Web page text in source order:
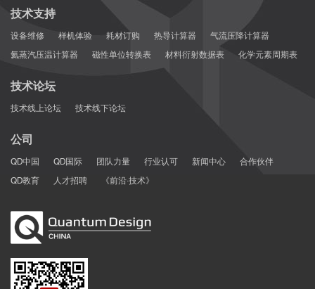
Turduev, V. Purlys, T. Tolenis, H. Kurt, and K. Staliunas,“Angular
filtering by Bragg photonic microstructures fabricated by physical
, 481, 353-359 (2019).
[18] D. Gailevičius, V. Padolskytė, L. Mikoliūnaitė, S.
Šakirzanovas, S. Juodkazis, and M. Malinauskas, “Additive
manufacturing of 3D glass-ceramics down to nanoscale
resolution”,
Nanoscale Horiz.
, 4, 647-651 (2019).
[19] E. Yulanto, S. Chatterjee, V. Purlys, and V. Mizeikis, “Imaging
of latent three-dimensional exposure patterns created by direct
laser writing in photoresists”,Appl. Surf. Sci.
, 479, 822-827
(2019).
3D printing: bridging the gaps in the mesoscale”,
20(05301) (2018).
[21] E. Skliutas, S. Kasetaite, L. Jonušauskas, J. Ostrauskaite,
and M. Malinauskas “Photosensitive naturally derived resins
toward optical 3-D printing,”
技术支持
设备维修 样机体验 耗材订购 热导计算器
气流压降计算器
氦蒸汽压温计算器
磁性单位转换表 材料衍射数据表 化学元素周期表
技术论坛
技术线上论坛 技术线下论坛
公司
QD中国 QD国际 团队力量 行业认可 新闻中心
合作伙伴
QD教育
人才招聘 《前沿·技术》